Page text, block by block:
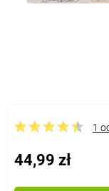
1
44,99 zł